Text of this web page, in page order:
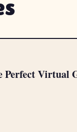
Perfect Virtual